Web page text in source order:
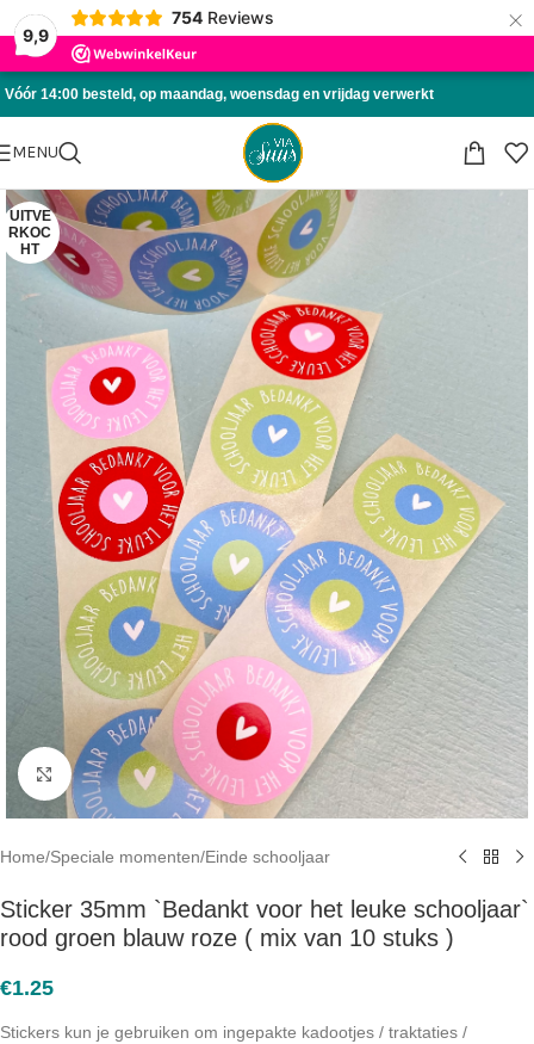
9,9
754 Reviews ×
Skip to navigation
Skip to main content
Vóór 14:00 besteld, op maandag, woensdag en vrijdag verwerkt
MENU
UITVE
RKOC
HT
Click to enlarge
Home/Speciale momenten/Einde schooljaar
Sticker 35mm `Bedankt voor het leuke schooljaar`
rood groen blauw roze ( mix van 10 stuks )
€1.25
Stickers kun je gebruiken om ingepakte kadootjes / traktaties /